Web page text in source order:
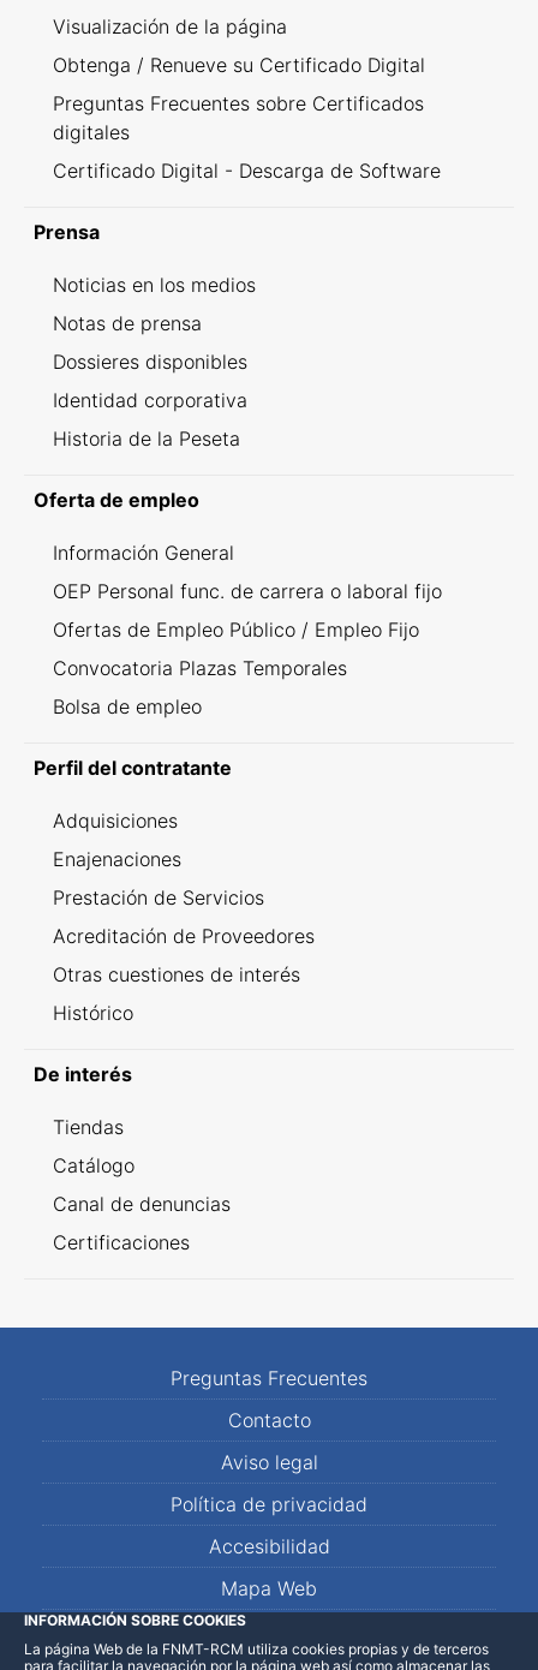
Visualización de la página
Obtenga / Renueve su Certificado Digital
Preguntas Frecuentes sobre Certificados
digitales
Certificado Digital - Descarga de Software
Prensa
Noticias en los medios
Notas de prensa
Dossieres disponibles
Identidad corporativa
Historia de la Peseta
Oferta de empleo
Información General
OEP Personal func. de carrera o laboral fijo
Ofertas de Empleo Público / Empleo Fijo
Convocatoria Plazas Temporales
Bolsa de empleo
Perfil del contratante
Adquisiciones
Enajenaciones
Prestación de Servicios
Acreditación de Proveedores
Otras cuestiones de interés
Histórico
De interés
Tiendas
Catálogo
Canal de denuncias
Certificaciones
Preguntas Frecuentes
Contacto
Aviso legal
Política de privacidad
Accesibilidad
Mapa Web
LinkedInFacebookWhatsApp
INFORMACIÓN SOBRE COOKIES
La página Web de la FNMT-RCM utiliza cookies propias y de terceros
para facilitar la navegación por la página web así como almacenar las